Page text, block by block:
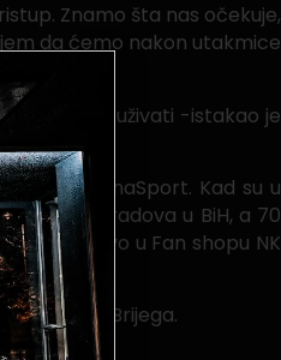
Znamo šta nas očekuje,
da ćemo nakon utakmice
zajedno uživati -istakao je
ArenaSport. Kad su u
iz 35 gradova u BiH, a 70
isključivo u Fan shopu NK
i Širokog Brijega.